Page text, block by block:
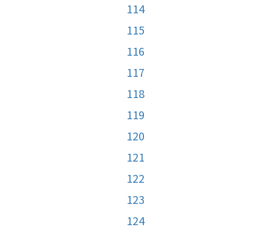
114
115
116
117
118
119
120
121
122
123
124